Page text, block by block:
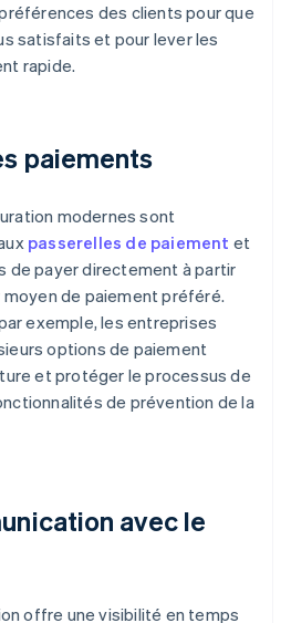
des clients pour que
satisfaits et pour lever les
rapide.
paiements
modernes sont
passerelles de paiement et
de payer directement à partir
de paiement préféré.
exemple, les entreprises
options de paiement
et protéger le processus de
de prévention de la
avec le
offre une visibilité en temps